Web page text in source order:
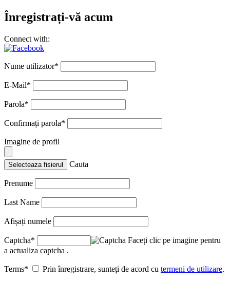
Înregistrați-vă acum
Connect with:
Nume utilizator*
E-Mail*
Parola*
Confirmați parola*
Imagine de profil
Selecteaza fisierul Cauta
Prenume
Last Name
Afișați numele
Captcha*
Faceți clic pe imagine pentru
a actualiza captcha .
Terms* Prin înregistrare, sunteți de acord cu termeni de utilizare.